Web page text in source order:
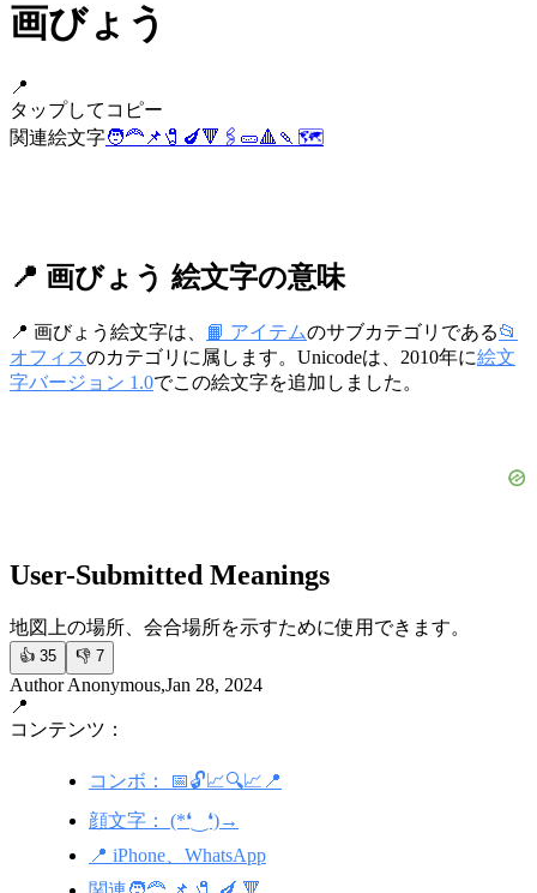
画びょう
📍
タップしてコピー
関連絵文字🧑‍🦰 📌 🧷 🍆🔻 🖇️ 🥒🔺 🍡 🗺️
📍 画びょう 絵文字の意味
📍 画びょう絵文字は、 📙 アイテムのサブカテゴリである📂
オフィスのカテゴリに属します。Unicodeは、2010年に絵文
字バージョン 1.0でこの絵文字を追加しました。
User-Submitted Meanings
地図上の場所、会合場所を示すために使用できます。
👍 35 👎 7
Author Anonymous,Jan 28, 2024
📍
コンテンツ：
コンボ： 📅🔓📈🔍📈📍
顔文字： (*❛‿❛)→
📍 iPhone、WhatsApp